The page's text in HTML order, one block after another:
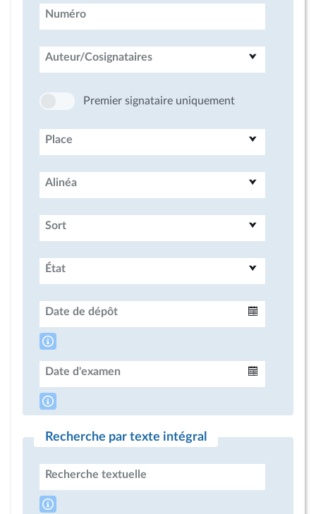
Numéro
Auteur/Cosignataires
Premier signataire uniquement
Place
Alinéa
Sort
État
Date de dépôt
Date d'examen
Recherche par texte intégral
Recherche textuelle